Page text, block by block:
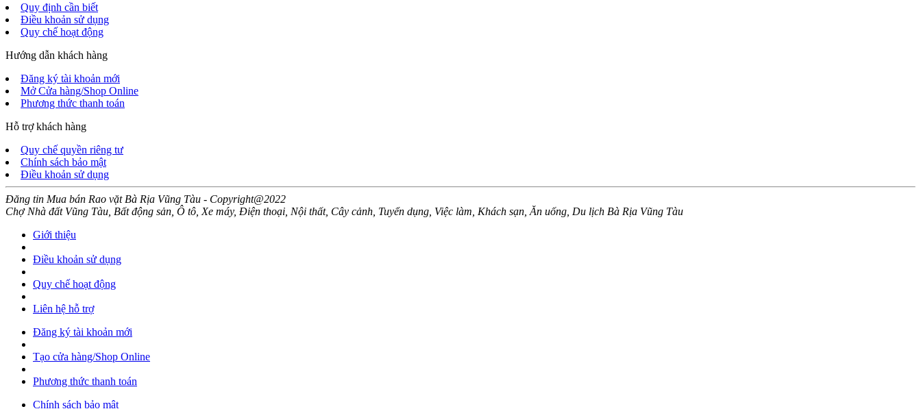
Quy định cần biết
Điều khoản sử dụng
Quy chế hoạt động
Hướng dẫn khách hàng
Đăng ký tài khoản mới
Mở Cửa hàng/Shop Online
Phương thức thanh toán
Hỗ trợ khách hàng
Quy chế quyền riêng tư
Chính sách bảo mật
Điều khoản sử dụng
Đăng tin Mua bán Rao vặt Bà Rịa Vũng Tàu - Copyright@2022
Chợ Nhà đất Vũng Tàu, Bất động sản, Ô tô, Xe máy, Điện thoại, Nội thất, Cây cảnh, Tuyển dụng, Việc làm, Khách sạn, Ăn uống, Du lịch Bà Rịa Vũng Tàu
Giới thiệu
Điều khoản sử dụng
Quy chế hoạt động
Liên hệ hỗ trợ
Đăng ký tài khoản mới
Tạo cửa hàng/Shop Online
Phương thức thanh toán
Chính sách bảo mật